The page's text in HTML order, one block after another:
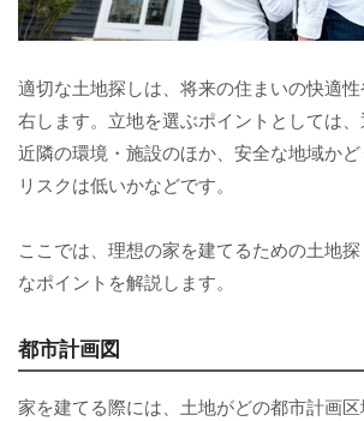
適切な土地探しは、将来の住まいの快適
右します。立地を選ぶポイントとしては、
近隣の環境・施設のほか、安全な地域か
リスクは低いかなどです。
ここでは、理想の家を建てるための土地
なポイントを解説します。
都市計画図
家を建てる際には、土地がどの都市計画